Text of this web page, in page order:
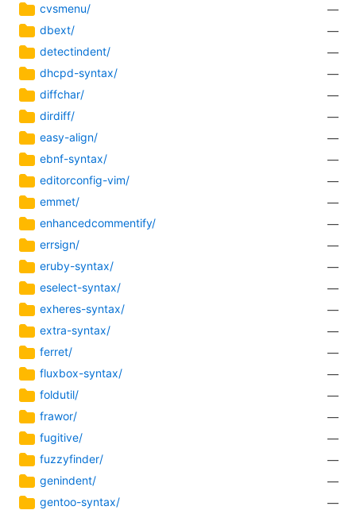
cvsmenu/
—
dbext/
—
detectindent/
—
dhcpd-syntax/
—
diffchar/
—
dirdiff/
—
easy-align/
—
ebnf-syntax/
—
editorconfig-vim/
—
emmet/
—
enhancedcommentify/
—
errsign/
—
eruby-syntax/
—
eselect-syntax/
—
exheres-syntax/
—
extra-syntax/
—
ferret/
—
fluxbox-syntax/
—
foldutil/
—
frawor/
—
fugitive/
—
fuzzyfinder/
—
genindent/
—
gentoo-syntax/
—